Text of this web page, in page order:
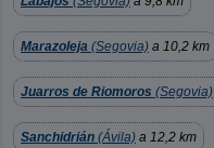
Marazoleja (Segovia) a 10,2 km
Juarros de Riomoros (Segovia)
Sanchidrián (Ávila) a 12,2 km